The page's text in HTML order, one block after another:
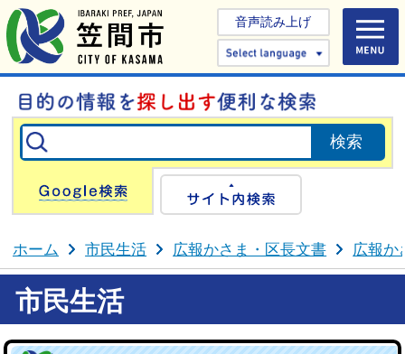
音声読み上げ
Select
Google検索
ホーム 市民生活 広報かさま・区長文書 広報か
市民生活